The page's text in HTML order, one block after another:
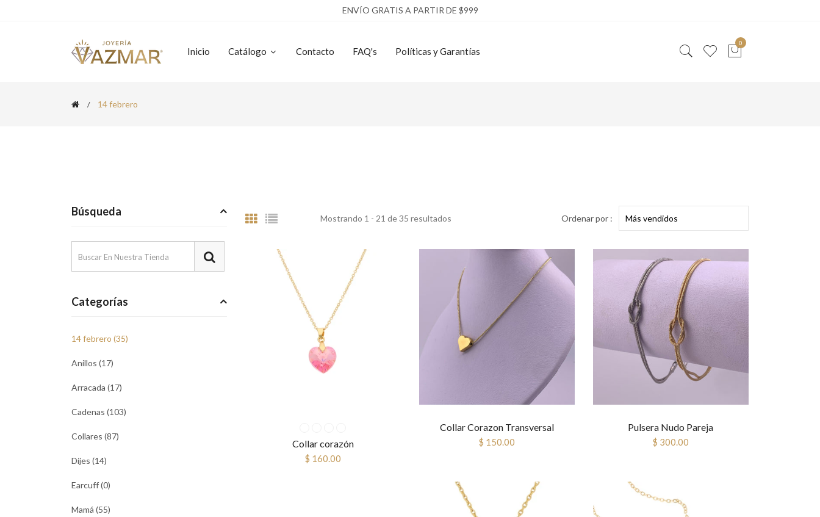
ENVÍO GRATIS A PARTIR DE $999
Inicio Catálogo Contacto FAQ's Políticas y Garantías
0
14 febrero
Búsqueda
Categorías
14 febrero (35)
Anillos (17)
Arracada (17)
Cadenas (103)
Collares (87)
Dijes (14)
Earcuff (0)
Mamá (55)
Mostrando 1 - 21 de 35 resultados Ordenar por :
Collar corazón
$ 160.00
Collar Corazon Transversal
$ 150.00
Pulsera Nudo Pareja
$ 300.00